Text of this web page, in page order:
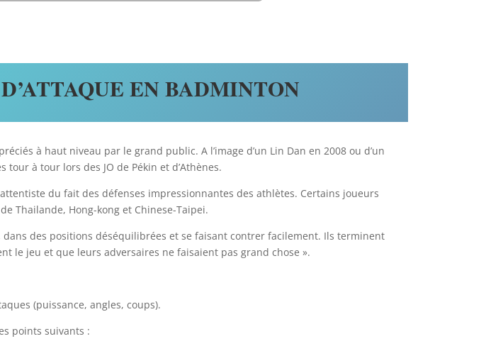
EN BADMINTON
à haut niveau par le grand public. A l’image d’un Lin Dan en 2008 ou d’un
à tour lors des JO de Pékin et d’Athènes.
du fait des défenses impressionnantes des athlètes. Certains joueurs
Thailande, Hong-kong et Chinese-Taipei.
des positions déséquilibrées et se faisant contrer facilement. Ils terminent
le jeu et que leurs adversaires ne faisaient pas grand chose ».
(puissance, angles, coups).
points suivants :